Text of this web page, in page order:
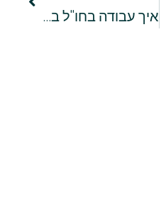
איך עבודה בחו"ל בתחום האופנה תפתח לכם דלתות עתידיות?